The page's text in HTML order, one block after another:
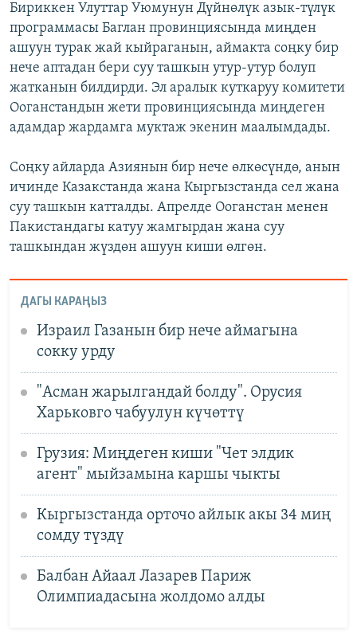
Бириккен Улуттар Уюмунун Дүйнөлүк азык-түлүк
программасы Баглан провинциясында миңден
ашуун турак жай кыйраганын, аймакта соңку бир
нече аптадан бери суу ташкын утур-утур болуп
жатканын билдирди. Эл аралык куткаруу комитети
Ооганстандын жети провинциясында миңдеген
адамдар жардамга муктаж экенин маалымдады.
Соңку айларда Азиянын бир нече өлкөсүндө, анын
ичинде Казакстанда жана Кыргызстанда сел жана
суу ташкын катталды. Апрелде Ооганстан менен
Пакистандагы катуу жамгырдан жана суу
ташкындан жүздөн ашуун киши өлгөн.
ДАГЫ КАРАҢЫЗ
Израил Газанын бир нече аймагына
сокку урду
"Асман жарылгандай болду". Орусия
Харьковго чабуулун күчөттү
Грузия: Миңдеген киши "Чет элдик
агент" мыйзамына каршы чыкты
Кыргызстанда орточо айлык акы 34 миң
сомду түздү
Балбан Айаал Лазарев Париж
Олимпиадасына жолдомо алды